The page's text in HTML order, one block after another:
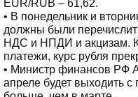
EUR/RUB – 61,62.
• В понедельник и
должны были
НДС и НПДИ и акцизам.
платежи, курс рубля
• Министр финансов РФ
апреле будет выходить